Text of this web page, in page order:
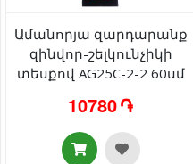
Ամանորյա զարդարանք
զինվոր-շելկունչիկի
տեսքով AG25C-2-2 60սմ
10780 ֏